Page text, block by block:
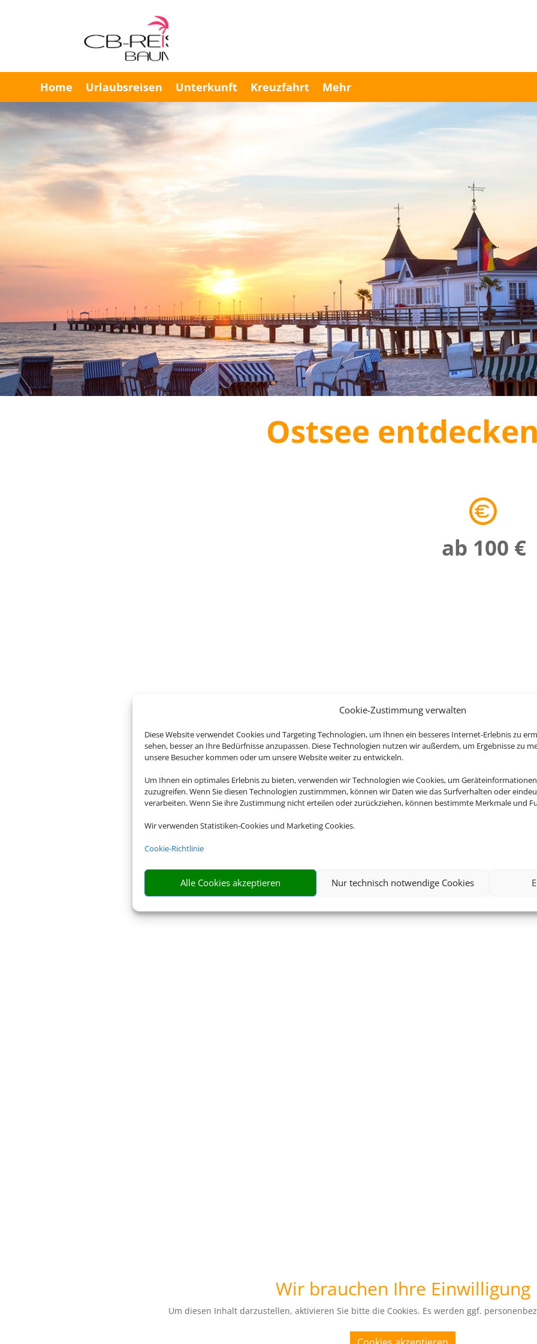
Cookie-Zustimmung verwalten
Diese Website verwendet Cookies und Targeting Technologien, um Ihnen ein besseres Internet-Erlebnis zu
sehen, besser an Ihre Bedürfnisse anzupassen. Diese Technologien nutzen wir außerdem, um Ergebnisse zu
unsere Besucher kommen oder um unsere Website weiter zu entwickeln.
Um Ihnen ein optimales Erlebnis zu bieten, verwenden wir Technologien wie Cookies, um
zuzugreifen. Wenn Sie diesen Technologien zustimmmen, können wir Daten wie das Surfverhalten oder
verarbeiten. Wenn Sie ihre Zustimmung nicht erteilen oder zurückziehen, können bestimmte Merkmale und
Wir verwenden Statistiken-Cookies und Marketing Cookies.
Cookie-Richtlinie
Alle Cookies akzeptieren Nur technisch notwendige Cookies
Home Urlaubsreisen Unterkunft Kreuzfahrt Mehr
Ostsee
ab 100 €
Wir brauchen Ihre Einwilligung
Um diesen Inhalt darzustellen, aktivieren Sie bitte die Cookies. Es werden ggf.